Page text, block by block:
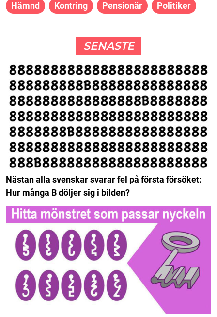
Hämnd Kontring Pensionär Politiker
SENASTE
Nästan alla svenskar svarar fel på första försöket:
Hur många B döljer sig i bilden?